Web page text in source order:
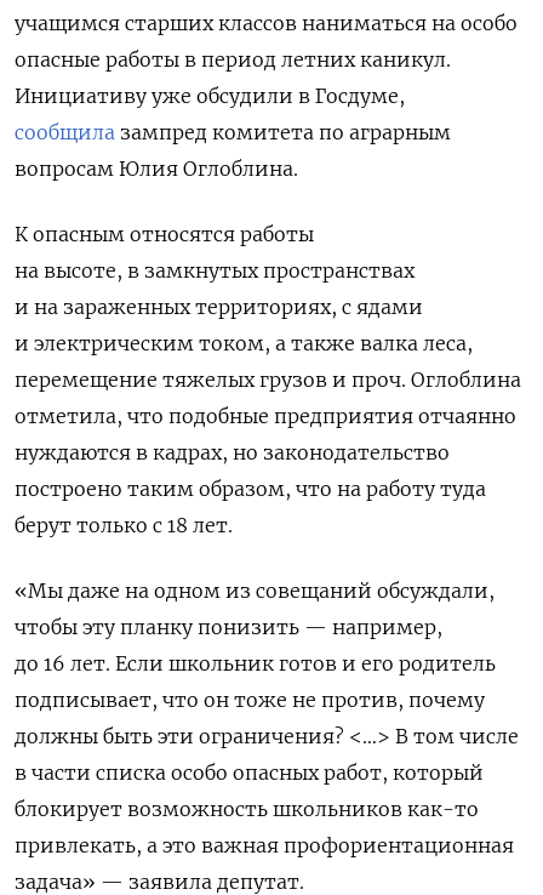
учащимся старших классов наниматься на особо
опасные работы в период летних каникул.
Инициативу уже обсудили в Госдуме,
сообщила зампред комитета по аграрным
вопросам Юлия Оглоблина.
К опасным относятся работы
на высоте, в замкнутых пространствах
и на зараженных территориях, с ядами
и электрическим током, а также валка леса,
перемещение тяжелых грузов и проч. Оглоблина
отметила, что подобные предприятия отчаянно
нуждаются в кадрах, но законодательство
построено таким образом, что на работу туда
берут только с 18 лет.
«Мы даже на одном из совещаний обсуждали,
чтобы эту планку понизить — например,
до 16 лет. Если школьник готов и его родитель
подписывает, что он тоже не против, почему
должны быть эти ограничения? <…> В том числе
в части списка особо опасных работ, который
блокирует возможность школьников как-то
привлекать, а это важная профориентационная
задача» — заявила депутат.